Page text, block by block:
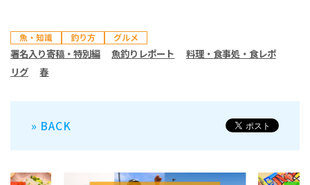
魚・知識 釣り方 グルメ
署名入り寄稿・特別編 魚釣りレポート
料理・食事処・食レポ
リグ
春
» BACK